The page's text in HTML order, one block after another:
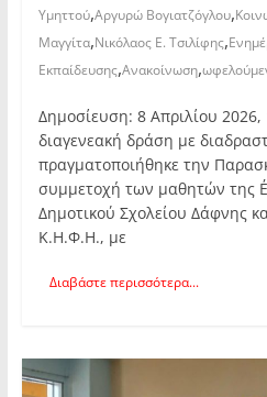
Υμηττού,Αργυρώ Βογιατζόγλου,
Μαγγίτα,Νικόλαος Ε. Τσιλίφης,
Εκπαίδευσης,Ανακοίνωση,
Δημοσίευση: 8 Απριλίου
διαγενεακή δράση με
πραγματοποιήθηκε την
συμμετοχή των μαθητών της
Δημοτικού Σχολείου Δάφνης
Κ.Η.Φ.Η., με
Διαβάστε περισσότερα...